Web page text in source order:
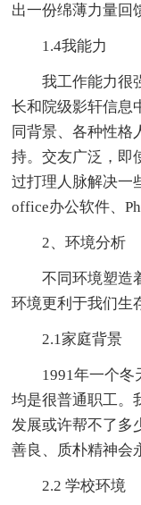
出一份绵薄力量回
1.4我能力
我工作能力很
长和院级影轩信息
同背景、各种性格
持。交友广泛，即
过打理人脉解决一
office办公软件、
2、环境分析
不同环境塑造
环境更利于我们生
2.1家庭背景
1991年一个
均是很普通职工。
发展或许帮不了多
善良、质朴精神会
2.2 学校环境